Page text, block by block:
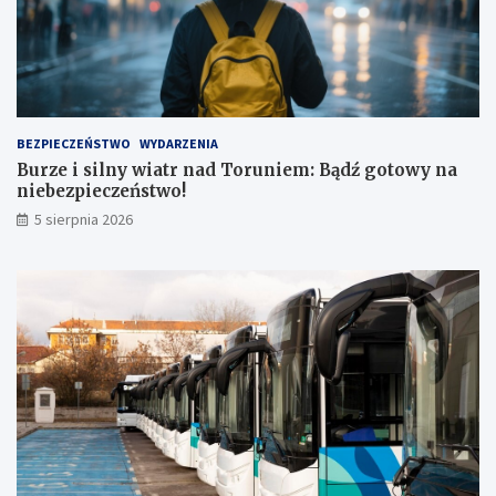
BEZPIECZEŃSTWO WYDARZENIA
Burze i silny wiatr nad Toruniem: Bądź gotowy na
niebezpieczeństwo!
5 sierpnia 2026